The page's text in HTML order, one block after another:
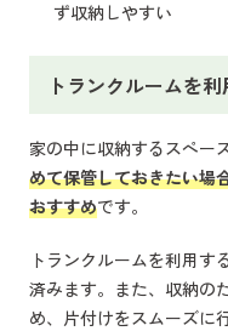
ず収納しやすい
トランクルームを利
家の中に収納するスペー
めて保管しておきたい場
おすすめです。
トランクルームを利用す
済みます。また、収納の
め、片付けをスムーズに